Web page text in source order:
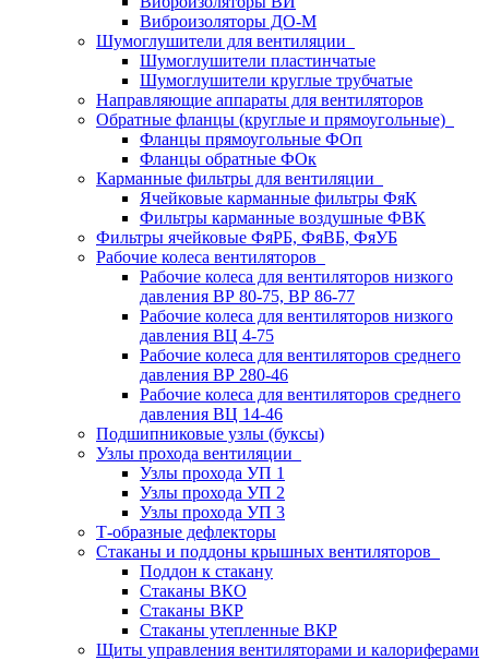
Виброизоляторы ДО-М
Шумоглушители для вентиляции
Шумоглушители пластинчатые
Шумоглушители круглые трубчатые
Направляющие аппараты для вентиляторов
Обратные фланцы (круглые и прямоугольные)
Фланцы прямоугольные ФОп
Фланцы обратные ФОк
Карманные фильтры для вентиляции
Ячейковые карманные фильтры ФяК
Фильтры карманные воздушные ФВК
Фильтры ячейковые ФяРБ, ФяВБ, ФяУБ
Рабочие колеса вентиляторов
Рабочие колеса для вентиляторов низкого
давления ВР 80-75, ВР 86-77
Рабочие колеса для вентиляторов низкого
давления ВЦ 4-75
Рабочие колеса для вентиляторов среднего
давления ВР 280-46
Рабочие колеса для вентиляторов среднего
давления ВЦ 14-46
Подшипниковые узлы (буксы)
Узлы прохода вентиляции
Узлы прохода УП 1
Узлы прохода УП 2
Узлы прохода УП 3
Т-образные дефлекторы
Стаканы и поддоны крышных вентиляторов
Поддон к стакану
Стаканы ВКО
Стаканы ВКР
Стаканы утепленные ВКР
Щиты управления вентиляторами и калориферами